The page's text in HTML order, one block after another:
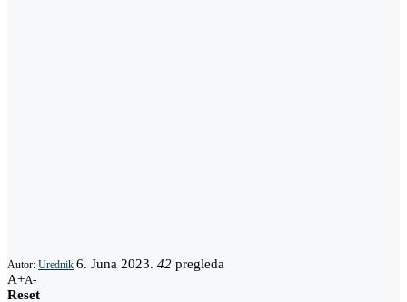
Autor: Urednik 6. Juna 2023. 42 pregleda
A+A-
Reset